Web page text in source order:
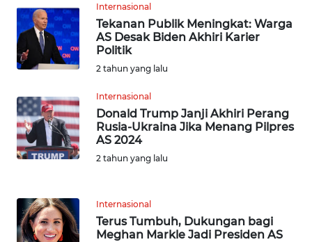
Internasional
Tekanan Publik Meningkat: Warga
AS Desak Biden Akhiri Karier
Politik
2 tahun yang lalu
Internasional
Donald Trump Janji Akhiri Perang
Rusia-Ukraina Jika Menang Pilpres
AS 2024
2 tahun yang lalu
Internasional
Terus Tumbuh, Dukungan bagi
Meghan Markle Jadi Presiden AS
WN
BABEL
WN
WN
SUMSEL
WN
LAMPUNG